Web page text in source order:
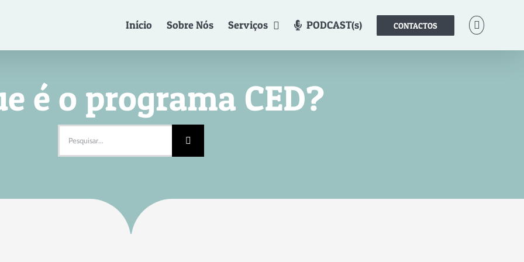
Início Sobre Nós Serviços PODCAST(s) CONTACTOS
é o programa CED?